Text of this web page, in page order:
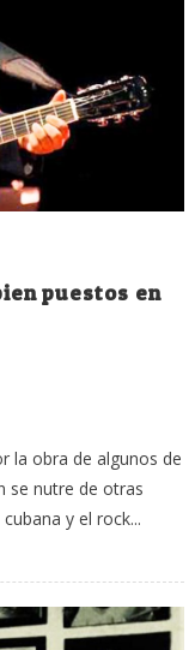
puestos en
la obra de algunos de
se nutre de otras
y el rock...